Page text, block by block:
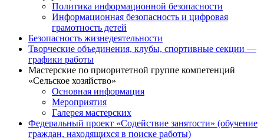
Политика информационной безопасности
Информационная безопасность и цифровая
грамотность детей
Безопасность жизнедеятельности
Творческие объединения, клубы, спортивные секции —
графики работы
Мастерские по приоритетной группе компетенций
«Сельское хозяйство»
Основная информация
Мероприятия
Галерея мастерских
Федеральный проект «Содействие занятости» (обучение
граждан, находящихся в поиске работы)